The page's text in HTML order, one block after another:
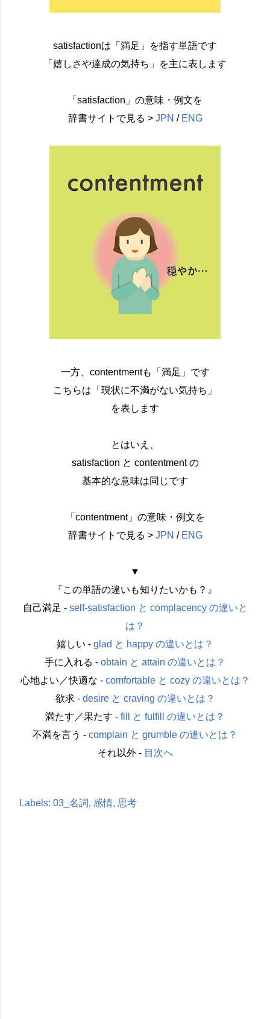
satisfactionは「満足」を指す単語です
「嬉しさや達成の気持ち」を主に表します
「satisfaction」の意味・例文を
辞書サイトで見る > JPN / ENG
一方、contentmentも「満足」です
こちらは「現状に不満がない気持ち」
を表します
とはいえ、
satisfaction と contentment の
基本的な意味は同じです
「contentment」の意味・例文を
辞書サイトで見る > JPN / ENG
▼
『この単語の違いも知りたいかも？』
自己満足 - self-satisfaction と complacency の違いと
は？
嬉しい - glad と happy の違いとは？
手に入れる - obtain と attain の違いとは？
心地よい／快適な - comfortable と cozy の違いとは？
欲求 - desire と craving の違いとは？
満たす／果たす - fill と fulfill の違いとは？
不満を言う - complain と grumble の違いとは？
それ以外 - 目次へ
Labels: 03_名詞 感情 思考